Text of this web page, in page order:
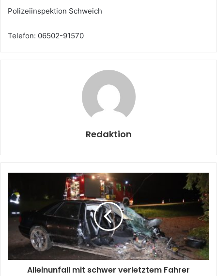
Polizeiinspektion Schweich
Telefon: 06502-91570
Redaktion
Alleinunfall mit schwer verletztem Fahrer